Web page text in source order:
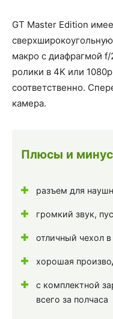
GT Master Edition
макро с диафрагмой
ролики в 4K или
соответственно.
камера.
Плюсы и
разъем для
громкий звук,
отличный чехол
хорошая
с комплектной
всего за полчаса